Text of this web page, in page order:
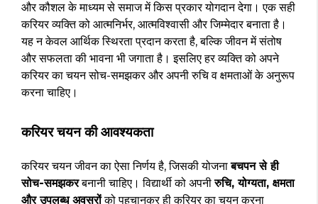
और कौशल के माध्यम से समाज में किस प्रकार योगदान देगा। एक सही
करियर व्यक्ति को आत्मनिर्भर, आत्मविश्वासी और जिम्मेदार बनाता है।
यह न केवल आर्थिक स्थिरता प्रदान करता है, बल्कि जीवन में संतोष
और सफलता की भावना भी जगाता है। इसलिए हर व्यक्ति को अपने
करियर का चयन सोच-समझकर और अपनी रुचि व क्षमताओं के अनुरूप
करना चाहिए।
करियर चयन की आवश्यकता
करियर चयन जीवन का ऐसा निर्णय है, जिसकी योजनाबचपन से ही
सोच-समझकरबनानी चाहिए। विद्यार्थी को अपनीरुचि, योग्यता, क्षमता
और उपलब्ध अवसरोंको पहचानकर ही करियर का चयन करना